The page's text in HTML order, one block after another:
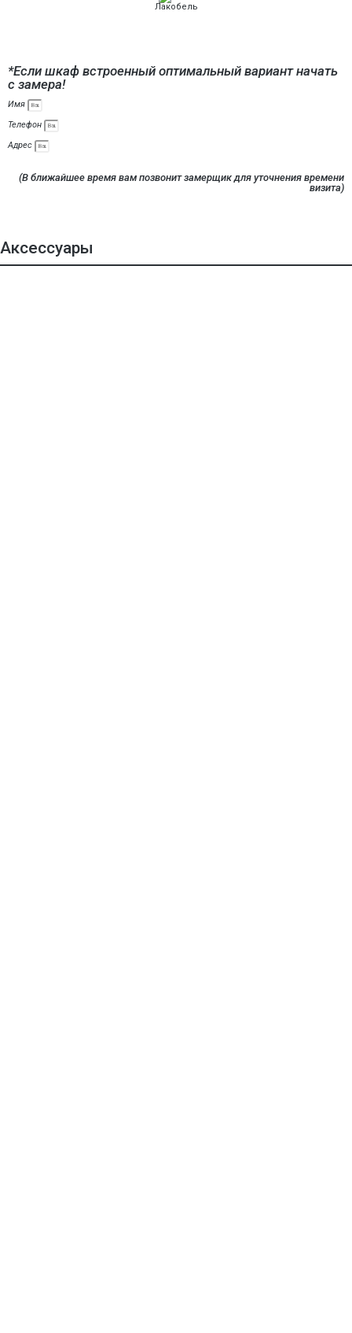
Лакобель
*Если шкаф встроенный оптимальный вариант начать
с замера!
Имя
Телефон
Адрес
(В ближайшее время вам позвонит замерщик для уточнения времени
визита)
Аксессуары